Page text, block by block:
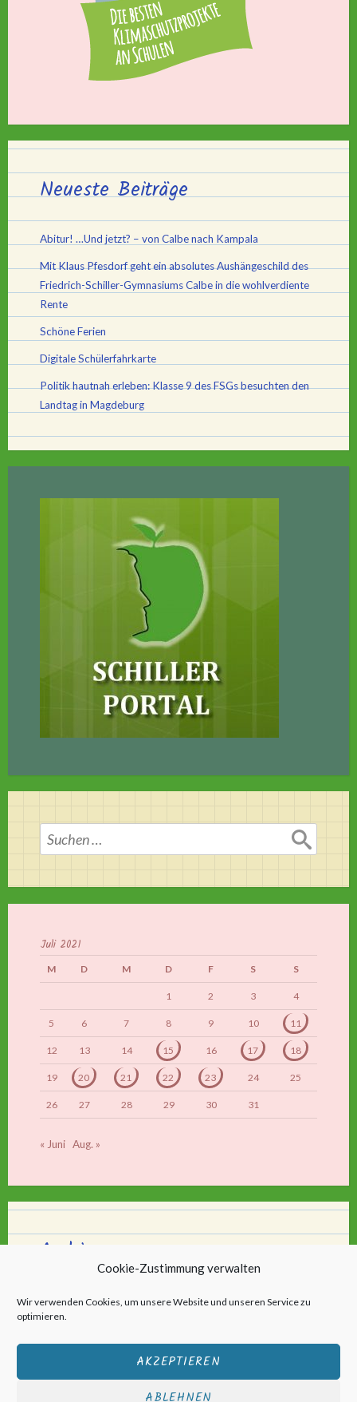
Cookie-Zustimmung verwalten
Wir verwenden Cookies, um unsere Website und unseren Service zu
optimieren.
AKZEPTIEREN
ABLEHNEN
Neueste Beiträge
Abitur! …Und jetzt? – von Calbe nach Kampala
Mit Klaus Pfesdorf geht ein absolutes Aushängeschild des
Friedrich-Schiller-Gymnasiums Calbe in die wohlverdiente
Rente
Schöne Ferien
Digitale Schülerfahrkarte
Politik hautnah erleben: Klasse 9 des FSGs besuchten den
Landtag in Magdeburg
Suchen
nach:
Juli 2021
M D M D F S S
1 2 3 4
5 6 7 8 9 10 11
12 13 14 15 16 17 18
19 20 21 22 23 24 25
26 27 28 29 30 31
« Juni Aug. »
Archiv